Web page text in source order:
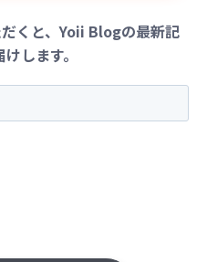
くと、Yoii Blogの最新記
します。